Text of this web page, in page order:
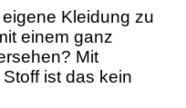
Kleidung zu
einem ganz
Mit
ist das kein